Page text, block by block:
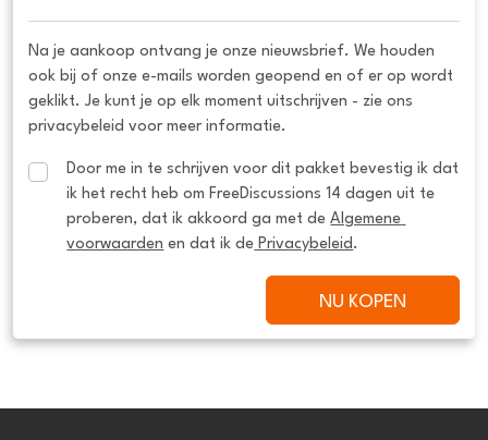
Na je aankoop ontvang je onze nieuwsbrief. We houden
ook bij of onze e-mails worden geopend en of er op wordt
geklikt. Je kunt je op elk moment uitschrijven - zie ons
privacybeleid voor meer informatie.
Door me in te schrijven voor dit pakket bevestig ik dat
ik het recht heb om FreeDiscussions 14 dagen uit te
proberen, dat ik akkoord ga met de Algemene
voorwaarden en dat ik de Privacybeleid .
NU KOPEN